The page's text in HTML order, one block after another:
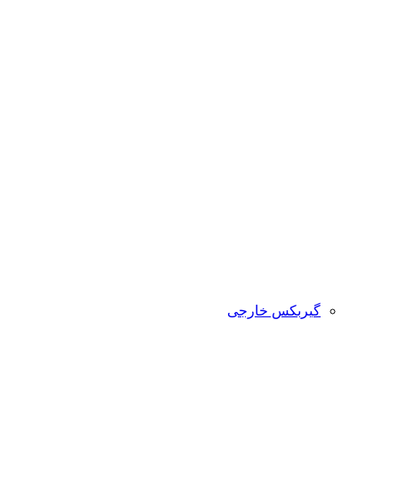
گیربکس خارجی